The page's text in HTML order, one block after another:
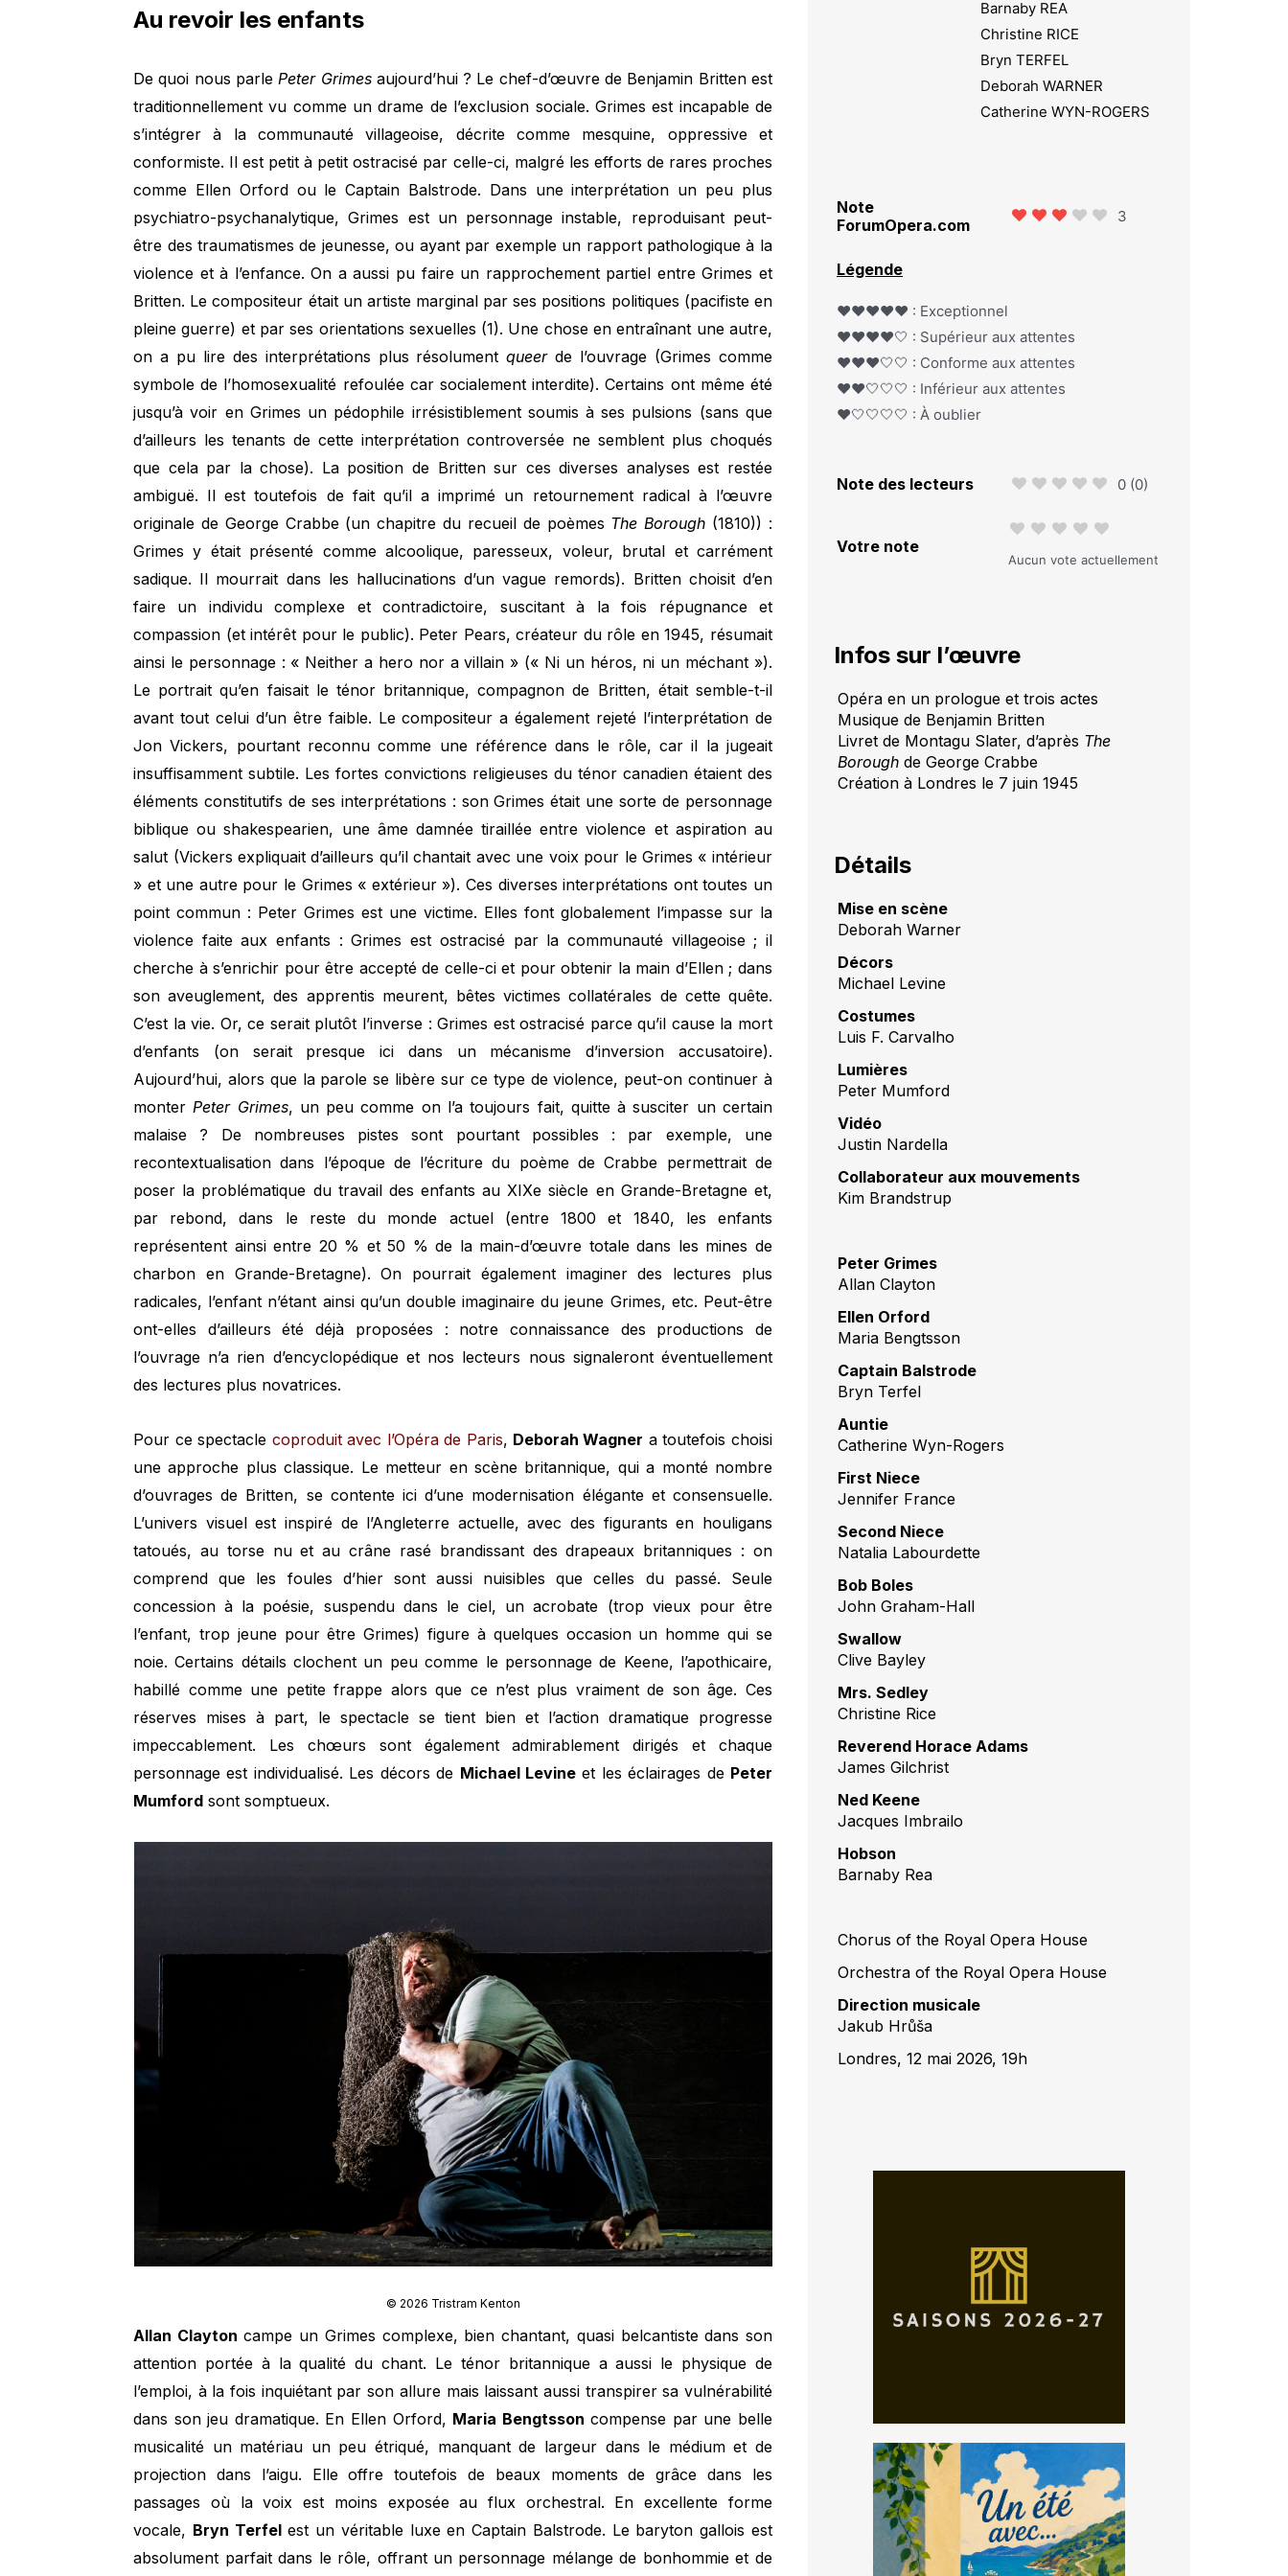
Au revoir les enfants
De quoi nous parlePeter Grimesaujourd’hui ? Le chef-d’œuvre de Benjamin Britten est
traditionnellement vu comme un drame de l’exclusion sociale. Grimes est incapable de
s’intégrer à la communauté villageoise, décrite comme mesquine, oppressive et
conformiste. Il est petit à petit ostracisé par celle-ci, malgré les efforts de rares proches
comme Ellen Orford ou le Captain Balstrode. Dans une interprétation un peu plus
psychiatro-psychanalytique, Grimes est un personnage instable, reproduisant peut-
être des traumatismes de jeunesse, ou ayant par exemple un rapport pathologique à la
violence et à l’enfance. On a aussi pu faire un rapprochement partiel entre Grimes et
Britten. Le compositeur était un artiste marginal par ses positions politiques (pacifiste en
pleine guerre) et par ses orientations sexuelles (1). Une chose en entraînant une autre,
on a pu lire des interprétations plus résolumentqueerde l’ouvrage (Grimes comme
symbole de l’homosexualité refoulée car socialement interdite). Certains ont même été
jusqu’à voir en Grimes un pédophile irrésistiblement soumis à ses pulsions (sans que
d’ailleurs les tenants de cette interprétation controversée ne semblent plus choqués
que cela par la chose). La position de Britten sur ces diverses analyses est restée
ambiguë. Il est toutefois de fait qu’il a imprimé un retournement radical à l’œuvre
originale de George Crabbe (un chapitre du recueil de poèmes The Borough (1810)) :
Grimes y était présenté comme alcoolique, paresseux, voleur, brutal et carrément
sadique. Il mourrait dans les hallucinations d’un vague remords). Britten choisit d’en
faire un individu complexe et contradictoire, suscitant à la fois répugnance et
compassion (et intérêt pour le public). Peter Pears, créateur du rôle en 1945, résumait
ainsi le personnage : « Neither a hero nor a villain » (« Ni un héros, ni un méchant »).
Le portrait qu’en faisait le ténor britannique, compagnon de Britten, était semble-t-il
avant tout celui d’un être faible. Le compositeur a également rejeté l’interprétation de
Jon Vickers, pourtant reconnu comme une référence dans le rôle, car il la jugeait
insuffisamment subtile. Les fortes convictions religieuses du ténor canadien étaient des
éléments constitutifs de ses interprétations : son Grimes était une sorte de personnage
biblique ou shakespearien, une âme damnée tiraillée entre violence et aspiration au
salut (Vickers expliquait d’ailleurs qu’il chantait avec une voix pour le Grimes « intérieur
» et une autre pour le Grimes « extérieur »). Ces diverses interprétations ont toutes un
point commun : Peter Grimes est une victime. Elles font globalement l’impasse sur la
violence faite aux enfants : Grimes est ostracisé par la communauté villageoise ; il
cherche à s’enrichir pour être accepté de celle-ci et pour obtenir la main d’Ellen ; dans
son aveuglement, des apprentis meurent, bêtes victimes collatérales de cette quête.
C’est la vie. Or, ce serait plutôt l’inverse : Grimes est ostracisé parce qu’il cause la mort
d’enfants (on serait presque ici dans un mécanisme d’inversion accusatoire).
Aujourd’hui, alors que la parole se libère sur ce type de violence, peut-on continuer à
monterPeter Grimes, un peu comme on l’a toujours fait, quitte à susciter un certain
malaise ? De nombreuses pistes sont pourtant possibles : par exemple, une
recontextualisation dans l’époque de l’écriture du poème de Crabbe permettrait de
poser la problématique du travail des enfants au XIXe siècle en Grande-Bretagne et,
par rebond, dans le reste du monde actuel (entre 1800 et 1840, les enfants
représentent ainsi entre 20 % et 50 % de la main-d’œuvre totale dans les mines de
charbon en Grande-Bretagne). On pourrait également imaginer des lectures plus
radicales, l’enfant n’étant ainsi qu’un double imaginaire du jeune Grimes, etc. Peut-être
ont-elles d’ailleurs été déjà proposées : notre connaissance des productions de
l’ouvrage n’a rien d’encyclopédique et nos lecteurs nous signaleront éventuellement
des lectures plus novatrices.
Pour ce spectacle coproduit avec l’Opéra de Paris, Deborah Wagner a toutefois choisi
une approche plus classique. Le metteur en scène britannique, qui a monté nombre
d’ouvrages de Britten, se contente ici d’une modernisation élégante et consensuelle.
L’univers visuel est inspiré de l’Angleterre actuelle, avec des figurants en houligans
tatoués, au torse nu et au crâne rasé brandissant des drapeaux britanniques : on
comprend que les foules d’hier sont aussi nuisibles que celles du passé. Seule
concession à la poésie, suspendu dans le ciel, un acrobate (trop vieux pour être
l’enfant, trop jeune pour être Grimes) figure à quelques occasion un homme qui se
noie. Certains détails clochent un peu comme le personnage de Keene, l’apothicaire,
habillé comme une petite frappe alors que ce n’est plus vraiment de son âge. Ces
réserves mises à part, le spectacle se tient bien et l’action dramatique progresse
impeccablement. Les chœurs sont également admirablement dirigés et chaque
personnage est individualisé. Les décors de Michael Levineet les éclairages de Peter
Mumford sont somptueux.
© 2026 Tristram Kenton
Allan Clayton campe un Grimes complexe, bien chantant, quasi belcantiste dans son
attention portée à la qualité du chant. Le ténor britannique a aussi le physique de
l’emploi, à la fois inquiétant par son allure mais laissant aussi transpirer sa vulnérabilité
dans son jeu dramatique. En Ellen Orford, Maria Bengtsson compense par une belle
musicalité un matériau un peu étriqué, manquant de largeur dans le médium et de
projection dans l’aigu. Elle offre toutefois de beaux moments de grâce dans les
passages où la voix est moins exposée au flux orchestral. En excellente forme
vocale, Bryn Terfelest un véritable luxe en Captain Balstrode. Le baryton gallois est
absolument parfait dans le rôle, offrant un personnage mélange de bonhommie et de
Barnaby REA
Christine RICE
Bryn TERFEL
Deborah WARNER
Catherine WYN-ROGERS
Note
ForumOpera.com
3
Légende
❤️❤️❤️❤️❤️ : Exceptionnel
❤️❤️❤️❤️🤍 : Supérieur aux attentes
❤️❤️❤️🤍🤍 : Conforme aux attentes
❤️❤️🤍🤍🤍 : Inférieur aux attentes
❤️🤍🤍🤍🤍 : À oublier
Note des lecteurs 0 (0)
Votre note
Aucun vote actuellement
Infos sur l’œuvre
Opéra en un prologue et trois actes
Musique de Benjamin Britten
Livret de Montagu Slater, d’après The
Boroughde George Crabbe
Création à Londres le 7 juin 1945
Détails
Mise en scène
Deborah Warner
Décors
Michael Levine
Costumes
Luis F. Carvalho
Lumières
Peter Mumford
Vidéo
Justin Nardella
Collaborateur aux mouvements
Kim Brandstrup
Peter Grimes
Allan Clayton
Ellen Orford
Maria Bengtsson
Captain Balstrode
Bryn Terfel
Auntie
Catherine Wyn-Rogers
First Niece
Jennifer France
Second Niece
Natalia Labourdette
Bob Boles
John Graham-Hall
Swallow
Clive Bayley
Mrs. Sedley
Christine Rice
Reverend Horace Adams
James Gilchrist
Ned Keene
Jacques Imbrailo
Hobson
Barnaby Rea
Chorus of the Royal Opera House
Orchestra of the Royal Opera House
Direction musicale
Jakub Hrůša
Londres, 12 mai 2026, 19h